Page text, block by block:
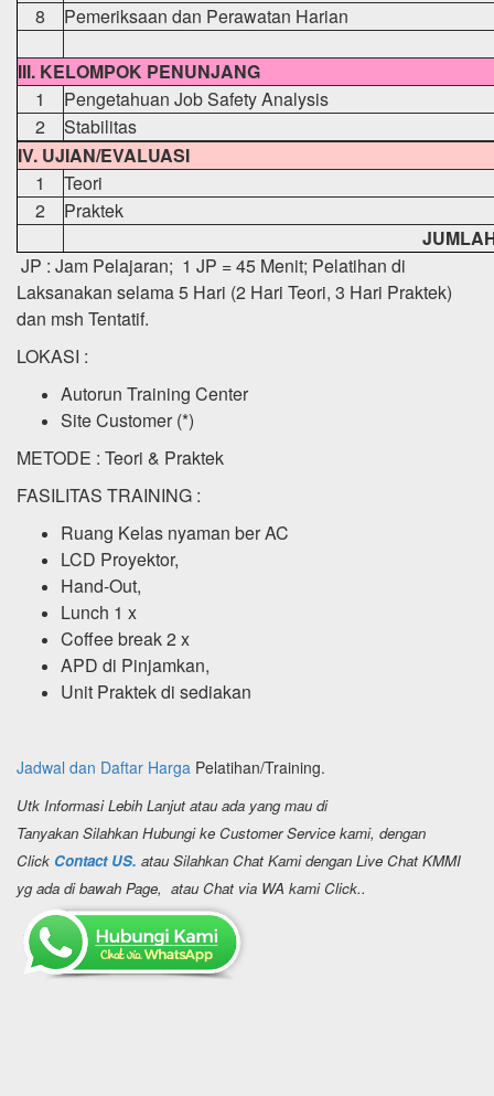
8
Pemeriksaan dan Perawatan Harian
III. KELOMPOK PENUNJANG
1
Pengetahuan Job Safety Analysis
2
Stabilitas
IV. UJIAN/EVALUASI
1
Teori
2
Praktek
JP : Jam Pelajaran; 1 JP = 45 Menit; Pelatihan di
Laksanakan selama 5 Hari (2 Hari Teori, 3 Hari Praktek)
dan msh Tentatif.
LOKASI :
Autorun Training Center
Site Customer (*)
METODE : Teori & Praktek
FASILITAS TRAINING :
Ruang Kelas nyaman ber AC
LCD Proyektor,
Hand-Out,
Lunch 1 x
Coffee break 2 x
APD di Pinjamkan,
Unit Praktek di sediakan
Jadwal dan Daftar Harga Pelatihan/Training.
Utk Informasi Lebih Lanjut atau ada yang mau di
Tanyakan Silahkan Hubungi ke Customer Service kami, dengan
Click Contact US. atau Silahkan Chat Kami dengan Live Chat KMMI
yg ada di bawah Page, atau Chat via WA kami Click..